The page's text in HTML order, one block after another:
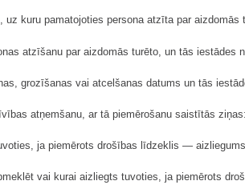
kuru pamatojoties persona atzīta par aizdomās
atzīšanu par aizdomās turēto, un tās iestādes
grozīšanas vai atcelšanas datums un tās
atņemšanu, ar tā piemērošanu saistītās ziņas:
ja piemērots drošības līdzeklis —
vai kurai aizliegts tuvoties, ja piemērots